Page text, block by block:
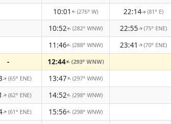
10:01 ↑(276° W) 22:14↑(81° E)
10:52↑(282° WNW) 22:55↑(75° ENE)
11:46↑(288° WNW) 23:41 ↑(70° ENE)
- 12:44↑(293° WNW)
↑(65° ENE) 13:47↑(297° WNW)
↑(62° ENE) 14:52↑(298° WNW)
↑(61° ENE) 15:56↑(298° WNW)